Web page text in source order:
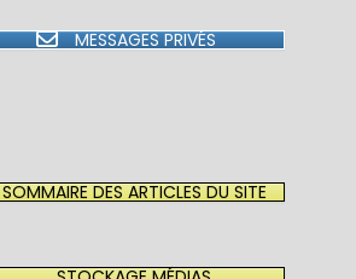
MESSAGES PRIVÉS
SOMMAIRE DES ARTICLES DU SITE